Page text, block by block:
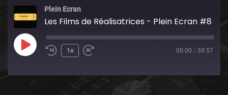
Plein Ecran
Les Films de Réalisatrices - Plein Ecran #8
Play
1x 00:00 / 59:57